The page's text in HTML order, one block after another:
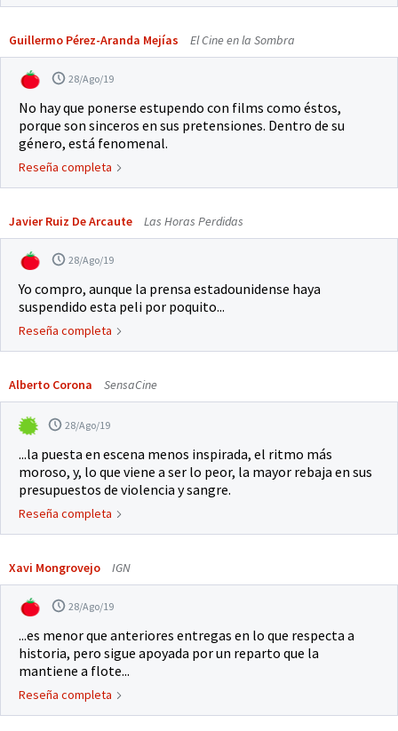
Guillermo Pérez-Aranda Mejías El Cine en la Sombra
28/Ago/19
No hay que ponerse estupendo con films como éstos,
porque son sinceros en sus pretensiones. Dentro de su
género, está fenomenal.
Reseña completa
Javier Ruiz De Arcaute Las Horas Perdidas
28/Ago/19
Yo compro, aunque la prensa estadounidense haya
suspendido esta peli por poquito...
Reseña completa
Alberto Corona SensaCine
28/Ago/19
...la puesta en escena menos inspirada, el ritmo más
moroso, y, lo que viene a ser lo peor, la mayor rebaja en sus
presupuestos de violencia y sangre.
Reseña completa
Xavi Mongrovejo IGN
28/Ago/19
...es menor que anteriores entregas en lo que respecta a
historia, pero sigue apoyada por un reparto que la
mantiene a flote...
Reseña completa